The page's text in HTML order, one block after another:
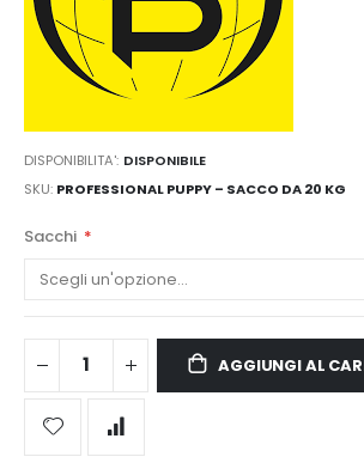
DISPONIBILITA': DISPONIBILE
SKU PROFESSIONAL PUPPY – SACCO DA 20 KG
Sacchi
AGGIUNGI AL